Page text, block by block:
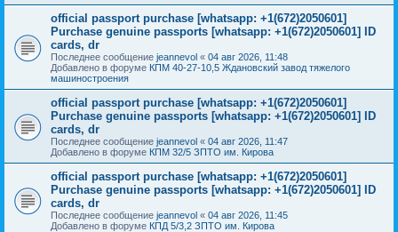
official passport purchase [whatsapp: +1(672)2050601]
Purchase genuine passports [whatsapp: +1(672)2050601] ID
cards, dr
Последнее сообщение jeannevol « 04 авг 2026, 11:48
Добавлено в форуме КПМ 40-27-10,5 Ждановский завод тяжелого
машиностроения
official passport purchase [whatsapp: +1(672)2050601]
Purchase genuine passports [whatsapp: +1(672)2050601] ID
cards, dr
Последнее сообщение jeannevol « 04 авг 2026, 11:47
Добавлено в форуме КПМ 32/5 ЗПТО им. Кирова
official passport purchase [whatsapp: +1(672)2050601]
Purchase genuine passports [whatsapp: +1(672)2050601] ID
cards, dr
Последнее сообщение jeannevol « 04 авг 2026, 11:45
Добавлено в форуме КПД 5/3,2 ЗПТО им. Кирова